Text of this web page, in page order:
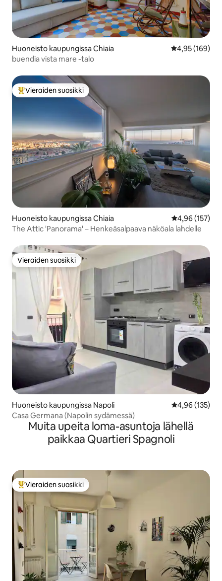
Huoneisto kaupungissa Chiaia
4,95 (169)
buendia vista mare -talo
Vieraiden suosikkien parhaimmistoa
Vieraiden suosikki
Huoneisto kaupungissa Chiaia
4,96 (157)
The Attic 'Panorama' – Henkeäsalpaava näköala lahdelle
Vieraiden suosikki
Vieraiden suosikki
Huoneisto kaupungissa Napoli
4,96 (135)
Casa Germana (Napolin sydämessä)
Muita upeita loma-asuntoja lähellä
paikkaa Quartieri Spagnoli
Vieraiden suosikkien parhaimmistoa
Vieraiden suosikki